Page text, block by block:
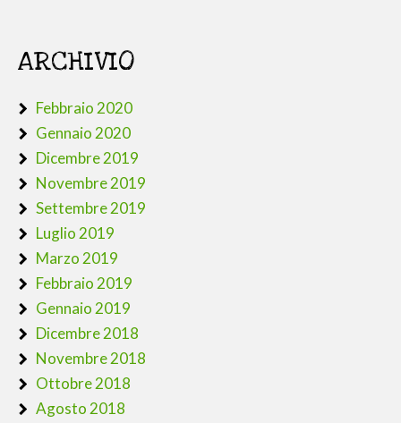
ARCHIVIO
Febbraio 2020
Gennaio 2020
Dicembre 2019
Novembre 2019
Settembre 2019
Luglio 2019
Marzo 2019
Febbraio 2019
Gennaio 2019
Dicembre 2018
Novembre 2018
Ottobre 2018
Agosto 2018